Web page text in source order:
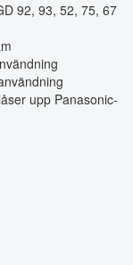
92, 93, 52, 75, 67
upp Panasonic-